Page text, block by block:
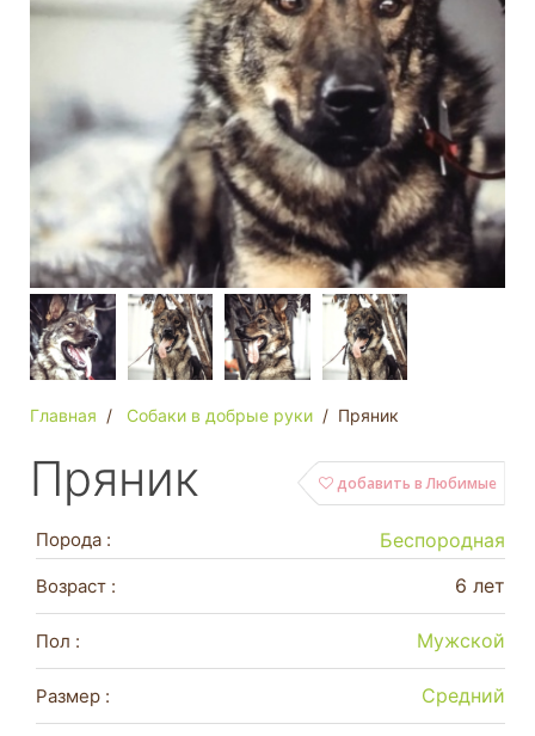
Главная Собаки в добрые руки Пряник
добавить в Любимые
Пряник
Порода : Беспородная
Возраст : 6 лет
Пол : Мужской
Размер : Средний